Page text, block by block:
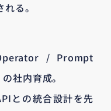
る。
/ Prompt
社内育成。
との統合設計を先